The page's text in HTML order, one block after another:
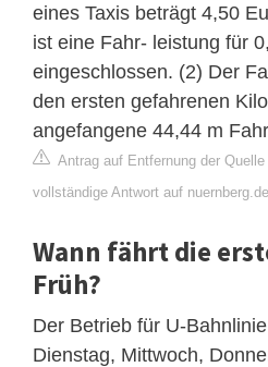
eines Taxis beträgt 4,50
ist eine Fahr- leistung für
eingeschlossen. (2) Der
den ersten gefahrenen
angefangene 44,44 m
Antrag auf Entfernung der Quelle
vollständige Antwort auf
Wann fährt die
Früh?
Der Betrieb für U-
Dienstag, Mittwoch,